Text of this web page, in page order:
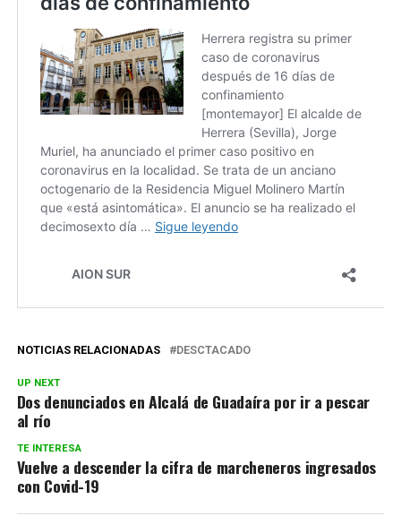
NOTICIAS RELACIONADAS DESCTACADO
UP NEXT
Dos denunciados en Alcalá de Guadaíra por ir a pescar
al río
TE INTERESA
Vuelve a descender la cifra de marcheneros ingresados
con Covid-19